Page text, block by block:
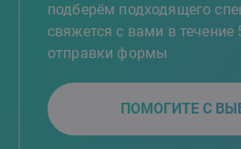
подберём подходящего
свяжется с вами в течение
отправки формы
ПОМОГИТЕ С